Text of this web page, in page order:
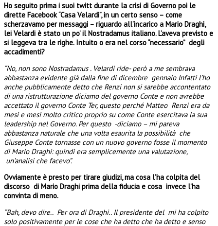
Ho seguito prima i suoi twitt durante la crisi di Governo poi le
dirette Facebook “Casa Velardi”, in un certo senso – come
scherzavamo per messaggi – riguardo all’incarico a Mario Draghi,
lei Velardi è stato un po’ il Nostradamus italiano. L’aveva previsto e
si leggeva tra le righe. Intuito o era nel corso “necessario” degli
accadimenti?
“No, non sono Nostradamus . Velardi ride- però a me sembrava
abbastanza evidente già dalla fine di dicembre gennaio Infatti l’ho
anche pubblicamente detto che Renzi non si sarebbe accontentato
di una ristrutturazione diciamo del governo Conte e non avrebbe
accettato il governo Conte Ter, questo perché Matteo Renzi era da
mesi e mesi molto critico proprio su come Conte esercitava la sua
leadership nel Governo. Per questo -diciamo – mi pareva
abbastanza naturale che una volta esaurita la possibilità che
Giuseppe Conte tornasse con un nuovo governo fosse il momento
di Mario Draghi: quindi era semplicemente una valutazione,
un’analisi che facevo”.
Ovviamente è presto per tirare giudizi, ma cosa l’ha colpita del
discorso di Mario Draghi prima della fiducia e cosa invece l’ha
convinta di meno.
“Bah, devo dire.. Per ora di Draghi.. Il presidente del mi ha colpito
solo positivamente per le cose che ha detto che ha detto e senso